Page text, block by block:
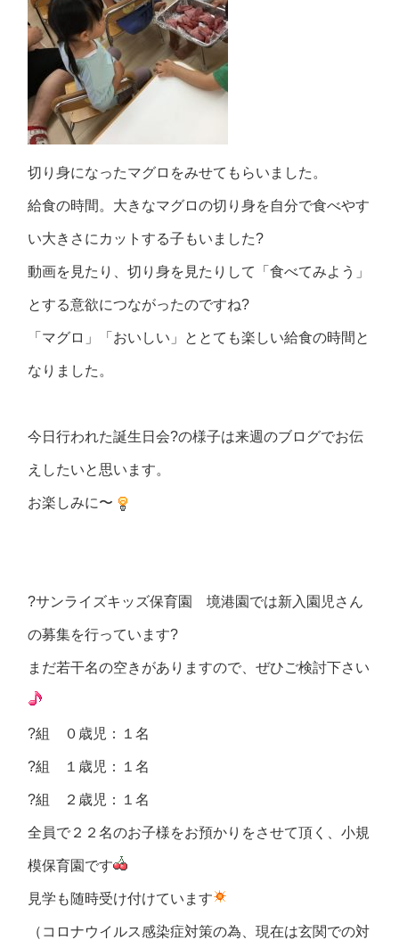
切り身になったマグロをみせてもらいました。
給食の時間。大きなマグロの切り身を自分で食べやす
い大きさにカットする子もいました?
動画を見たり、切り身を見たりして「食べてみよう」
とする意欲につながったのですね?
「マグロ」「おいしい」ととても楽しい給食の時間と
なりました。
今日行われた誕生日会?の様子は来週のブログでお伝
えしたいと思います。
お楽しみに〜
?サンライズキッズ保育園 境港園では新入園児さん
の募集を行っています?
まだ若干名の空きがありますので、ぜひご検討下さい
?組 ０歳児：１名
?組 １歳児：１名
?組 ２歳児：１名
全員で２２名のお子様をお預かりをさせて頂く、小規
模保育園です
見学も随時受け付けています
（コロナウイルス感染症対策の為、現在は玄関での対